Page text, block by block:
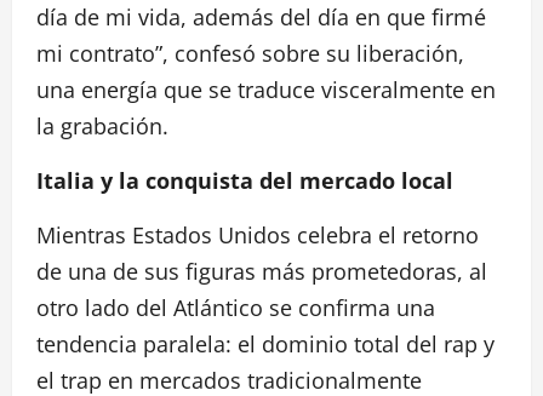
día de mi vida, además del día en que firmé
mi contrato”, confesó sobre su liberación,
una energía que se traduce visceralmente en
la grabación.
Italia y la conquista del mercado local
Mientras Estados Unidos celebra el retorno
de una de sus figuras más prometedoras, al
otro lado del Atlántico se confirma una
tendencia paralela: el dominio total del rap y
el trap en mercados tradicionalmente